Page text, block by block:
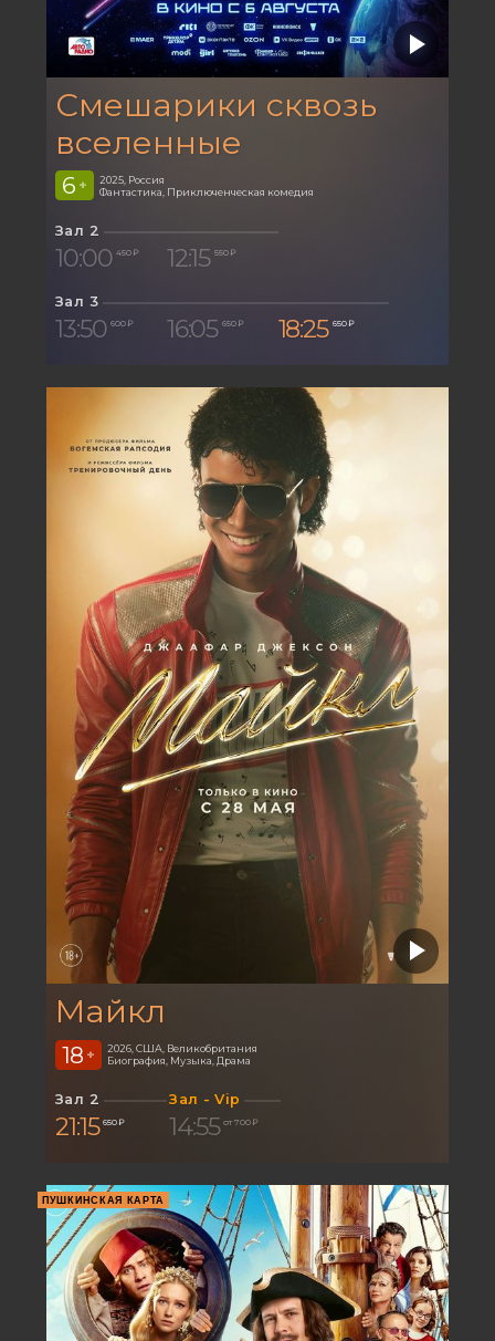
Смешарики сквозь
вселенные
6 +
2025, Россия
Фантастика, Приключенческая комедия
Зал 2
10:00 450 ₽ 12:15 550 ₽
Зал 3
13:50 600 ₽ 16:05 650 ₽ 18:25 650 ₽
Майкл
18 +
2026, США, Великобритания
Биография, Музыка, Драма
Зал 2
21:15 650 ₽
Зал - Vip
14:55 от 700 ₽
ПУШКИНСКАЯ КАРТА